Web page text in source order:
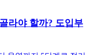
라야 할까? 도입부